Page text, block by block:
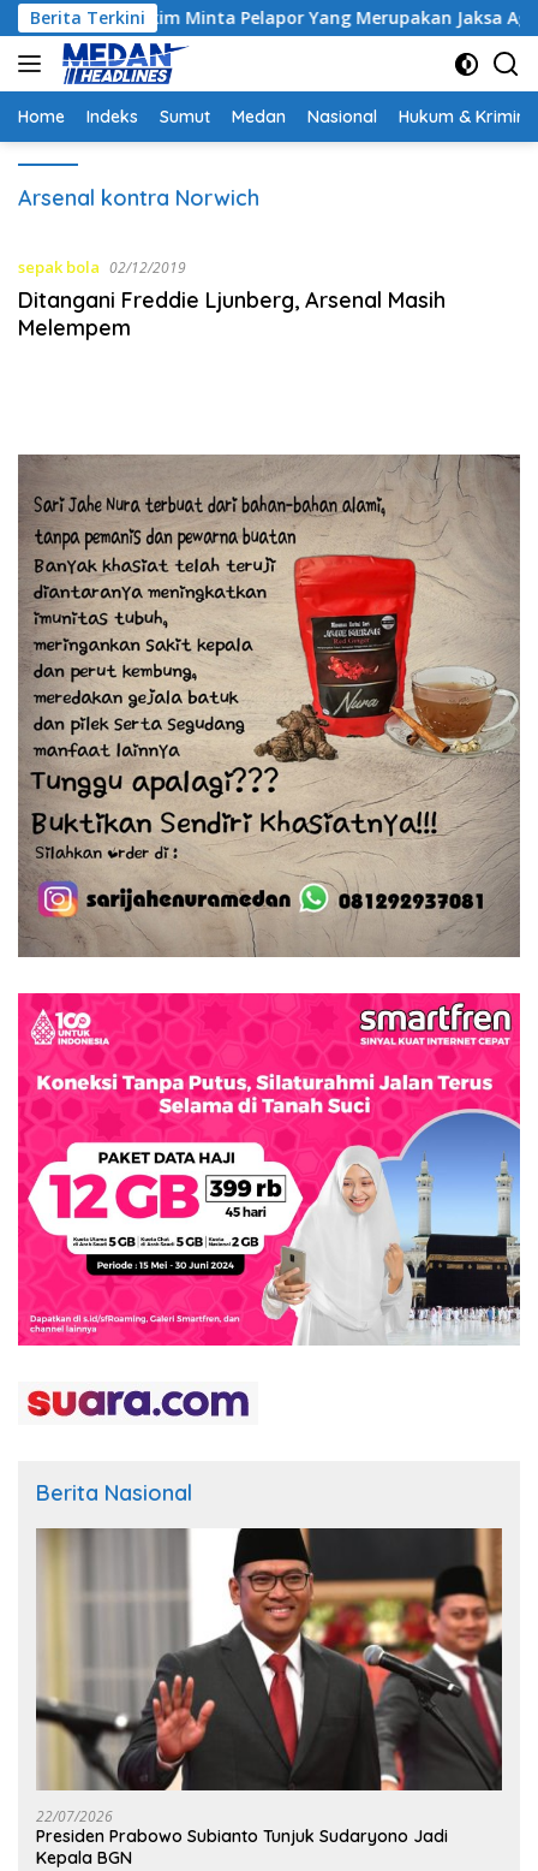
Langsung
ke
konten
Berita Terkini
Hakim Minta Pelapor Yang Merupakan Jaksa Agar
Home Indeks Sumut Medan Nasional Hukum &
Arsenal kontra Norwich
sepak bola 02/12/2019
Ditangani Freddie Ljunberg, Arsenal Masih
Melempem
Berita Nasional
22/07/2026
Presiden Prabowo Subianto Tunjuk Sudaryono Jadi
Kepala BGN